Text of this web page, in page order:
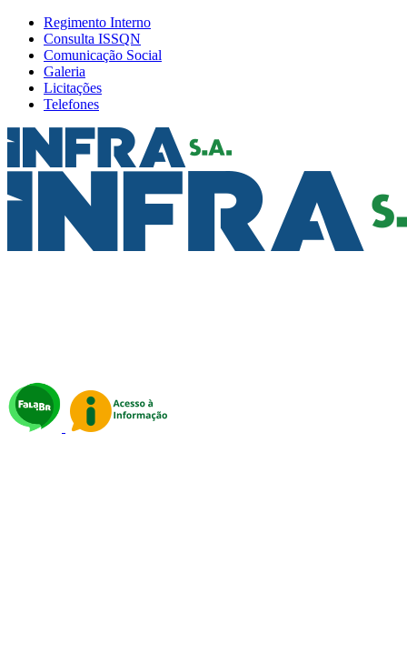
Regimento Interno
Consulta ISSQN
Comunicação Social
Galeria
Licitações
Telefones